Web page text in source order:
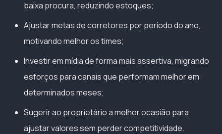
baixa procura, reduzindo estoques;
Ajustar metas de corretores por período do ano,
motivando melhor os times;
Investir em mídia de forma mais assertiva, migrando
esforços para canais que performam melhor em
determinados meses;
Sugerir ao proprietário a melhor ocasião para
ajustar valores sem perder competitividade.